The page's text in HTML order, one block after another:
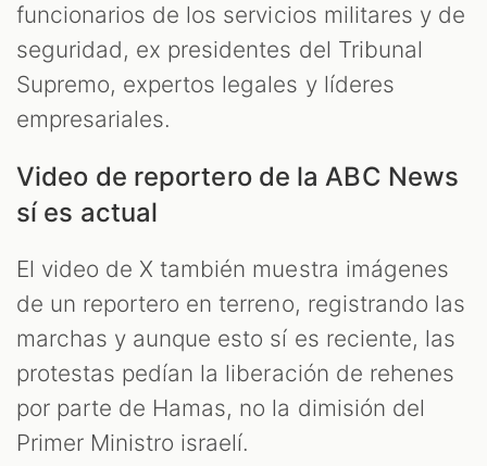
funcionarios de los servicios militares y de
seguridad, ex presidentes del Tribunal
Supremo, expertos legales y líderes
empresariales.
Video de reportero de la ABC News
sí es actual
El video de X también muestra imágenes
de un reportero en terreno, registrando las
marchas y aunque esto sí es reciente, las
protestas pedían la liberación de rehenes
por parte de Hamas, no la dimisión del
Primer Ministro israelí.